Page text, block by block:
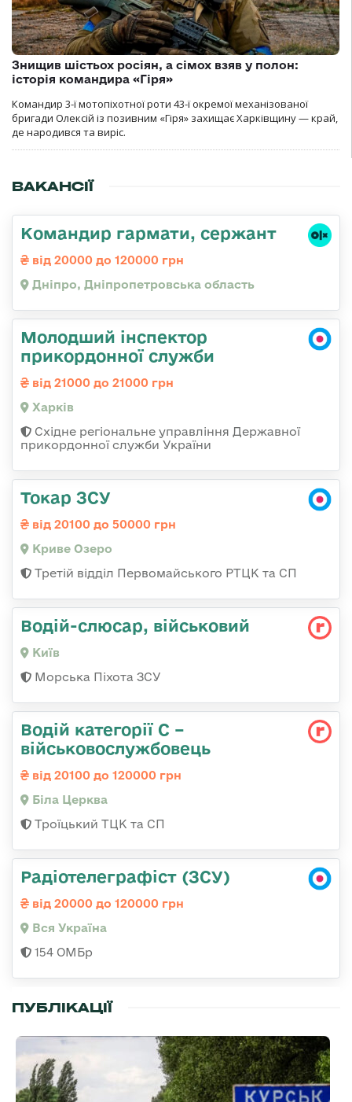
Знищив шістьох росіян, а сімох взяв у полон:
історія командира «Гіря»
Командир 3-ї мотопіхотної роти 43-ї окремої механізованої
бригади Олексій із позивним «Гіря» захищає Харківщину — край,
де народився та виріс.
ВАКАНСІЇ
Командир гармати, сержант
від 20000 до 120000 грн
Дніпро, Дніпропетровська область
Молодший інспектор
прикордонної служби
від 21000 до 21000 грн
Харків
Східне регіональне управління Державної
прикордонної служби України
Токар ЗСУ
від 20100 до 50000 грн
Криве Озеро
Третій відділ Первомайського РТЦК та СП
Водій-слюсаp, військовий
Київ
Морська Піхота ЗСУ
Водій категорії С –
військовослужбовець
від 20100 до 120000 грн
Біла Церква
Троїцький ТЦК та СП
Радіотелеграфіст (ЗСУ)
від 20000 до 120000 грн
Вся Україна
154 ОМБр
ПУБЛІКАЦІЇ